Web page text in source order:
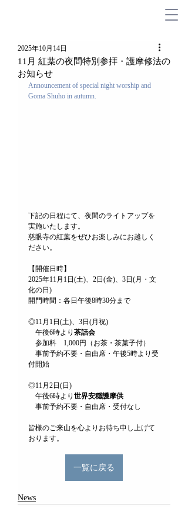
11月 紅葉の夜間特別参拝・護摩修法の
お知らせ
2025年10月14日
Announcement of special night worship and
Goma Shuho in autumn.
下記の日程にて、夜間のライトアップを
実施いたします。
慈眼寺の紅葉をぜひお楽しみにお越しく
ださい。
【開催日時】
2025年11月1日(土)、2日(金)、3日(月・文
化の日)
開門時間：各日午後8時30分まで
◎11月1日(土)、3日(月祝)
午後6時より 茶話会
参加料　1,000円（お茶・茶菓子付）
事前予約不要・自由席・午後5時より受
付開始
◎11月2日(日)
午後6時より 世界安穏護摩供
事前予約不要・自由席・受付なし
皆様のご来山を心よりお待ち申し上げて
おります。
一覧に戻る
News